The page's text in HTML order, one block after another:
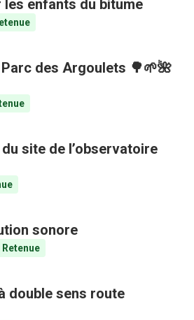
les enfants du bitume
des Argoulets 🌳🌱🌺
site de l’observatoire
sonore
Retenue
double sens route